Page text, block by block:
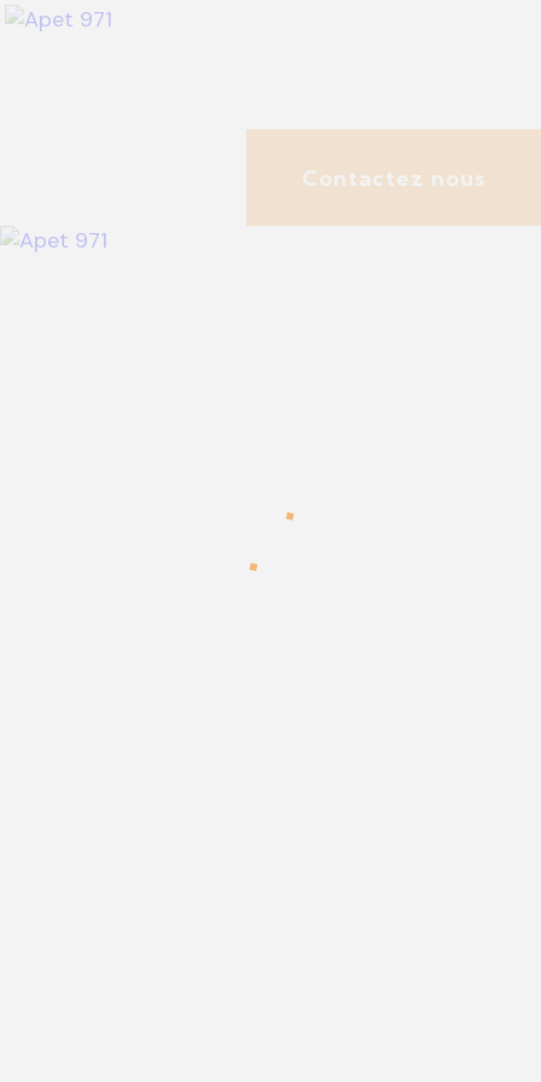
Contactez nous